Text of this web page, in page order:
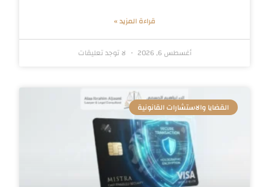
قراءة المزيد »
أغسطس 6, 2026 لا توجد تعليقات
القضايا والاستشارات القانونية